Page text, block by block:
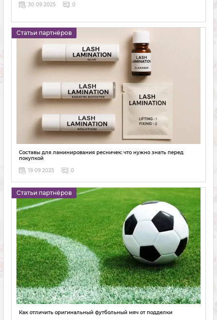
30 09 2025
0
Статьи партнёров
Составы для ламинирования ресничек: что нужно знать перед
покупкой
19 09 2025
0
Статьи партнёров
Как отличить оригинальный футбольный мяч от подделки